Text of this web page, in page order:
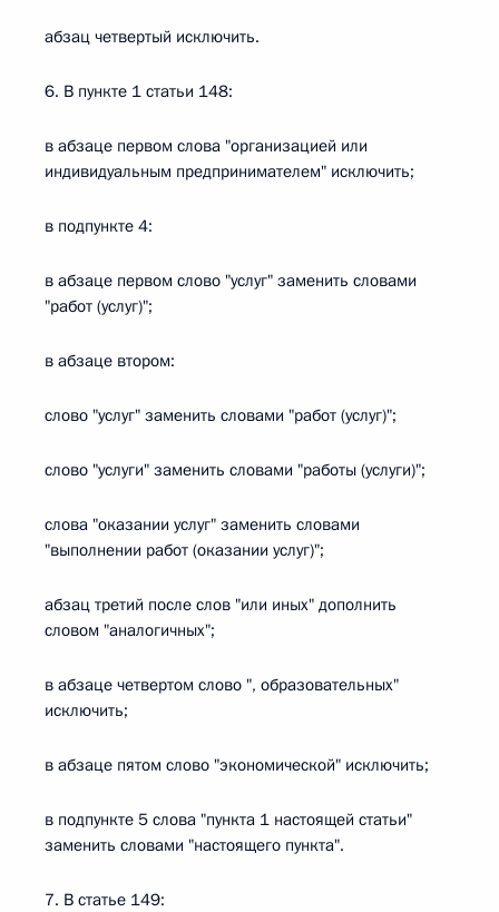
абзац четвертый исключить.
6. В пункте 1 статьи 148:
в абзаце первом слова "организацией или
индивидуальным предпринимателем" исключить;
в подпункте 4:
в абзаце первом слово "услуг" заменить словами
"работ (услуг)";
в абзаце втором:
слово "услуг" заменить словами "работ (услуг)";
слово "услуги" заменить словами "работы (услуги)";
слова "оказании услуг" заменить словами
"выполнении работ (оказании услуг)";
абзац третий после слов "или иных" дополнить
словом "аналогичных";
в абзаце четвертом слово ", образовательных"
исключить;
в абзаце пятом слово "экономической" исключить;
в подпункте 5 слова "пункта 1 настоящей статьи"
заменить словами "настоящего пункта".
7. В статье 149: